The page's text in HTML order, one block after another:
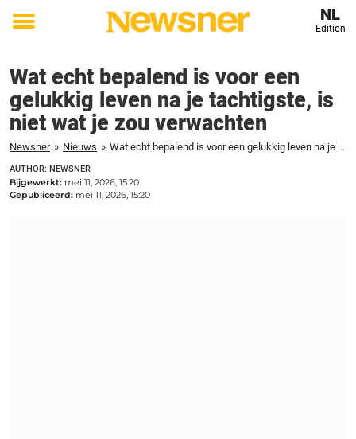
Toggle
NL
Edition
Wat echt bepalend is voor een
gelukkig leven na je tachtigste, is
niet wat je zou verwachten
Newsner » Nieuws » Wat echt bepalend is voor een gelukkig leven na je tachtigste, is niet wat je zou verwachten
AUTHOR: NEWSNER
Bijgewerkt: mei 11, 2026, 15:20
Gepubliceerd: mei 11, 2026, 15:20